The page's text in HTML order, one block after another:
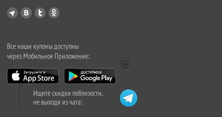
Все наши купоны доступны
через Мобильное Приложение:
Ищите скидки поблизости,
не выходя из чата: